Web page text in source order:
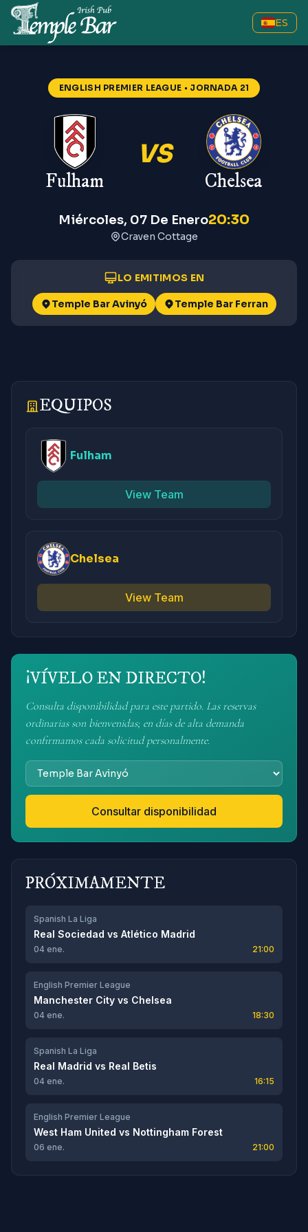
ES
ENGLISH PREMIER LEAGUE • JORNADA 21
Fulham
VS
Chelsea
Miércoles, 07 De Enero20:30
Craven Cottage
LO EMITIMOS EN
Temple Bar Avinyó Temple Bar Ferran
EQUIPOS
Fulham
View Team
Chelsea
View Team
¡VÍVELO EN DIRECTO!
Consulta disponibilidad para este partido. Las reservas
ordinarias son bienvenidas; en días de alta demanda
confirmamos cada solicitud personalmente.
Consultar disponibilidad
PRÓXIMAMENTE
Spanish La Liga
Real Sociedad vs Atlético Madrid
04 ene. 21:00
English Premier League
Manchester City vs Chelsea
04 ene. 18:30
Spanish La Liga
Real Madrid vs Real Betis
04 ene. 16:15
English Premier League
West Ham United vs Nottingham Forest
06 ene. 21:00